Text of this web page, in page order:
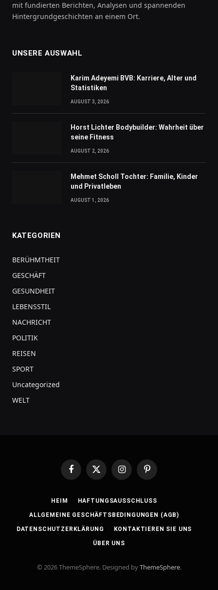
mit fundierten Berichten, Analysen und spannenden
Hintergrundgeschichten an einem Ort.
UNSERE AUSWAHL
Karim Adeyemi BVB: Karriere, Alter und
Statistiken
AUGUST 3, 2026
Horst Lichter Bodybuilder: Wahrheit über
seine Fitness
AUGUST 2, 2026
Mehmet Scholl Tochter: Familie, Kinder
und Privatleben
AUGUST 1, 2026
KATEGORIEN
BERÜHMTHEIT
GESCHÄFT
GESUNDHEIT
LEBENSSTIL
NACHRICHT
POLITIK
REISEN
SPORT
Uncategorized
WELT
FacebookX
(Twitter)
InstagramPinterest
HEIM HAFTUNGSAUSSCHLUSS
ALLGEMEINE GESCHÄFTSBEDINGUNGEN (AGB)
DATENSCHUTZERKLÄRUNG KONTAKTIEREN SIE UNS
ÜBER UNS
© 2026 ThemeSphere. Designed byThemeSphere.